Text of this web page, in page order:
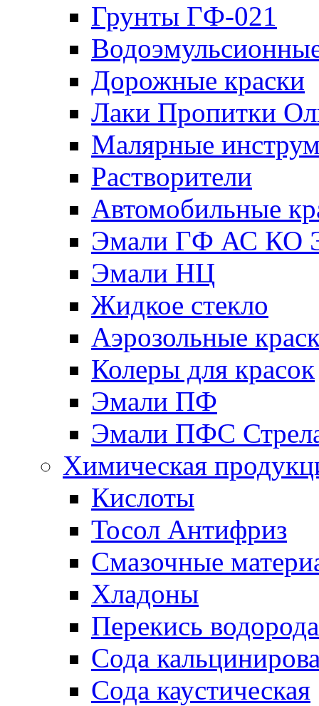
Грунты ГФ-021
Дорожные краски
Лаки Пропитки
Малярные
Растворители
Автомобильные
Эмали ГФ АС КО
Эмали НЦ
Жидкое стекло
Аэрозольные
Колеры для красок
Эмали ПФ
Эмали ПФС
Химическая
Кислоты
Тосол Антифриз
Смазочные
Хладоны
Перекись водорода
Сода
Сода каустическая